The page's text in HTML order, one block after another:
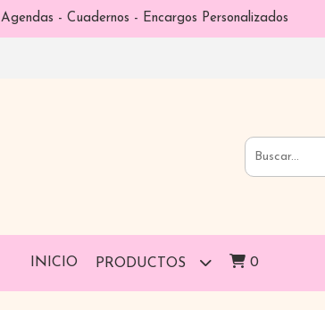
Agendas - Cuadernos - Encargos Personalizados
INICIO PRODUCTOS 0